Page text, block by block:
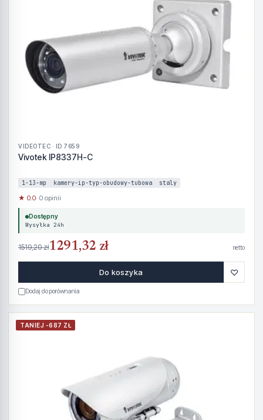
VIDEOTEC · ID 7659
Vivotek IP8337H-C
1-13-mp kamery-ip-typ-obudowy-tubowa staly
★ 0.0· 0 opinii
Dostępny
Wysyłka 24h
1519,20 zł1291,32 zł netto
Do koszyka ♡
Dodaj do porównania
TANIEJ -687 ZŁ